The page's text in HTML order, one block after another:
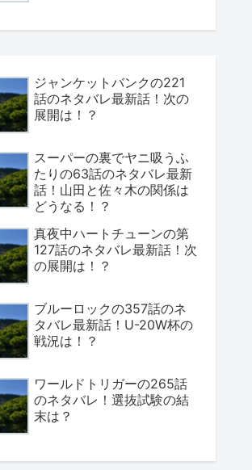
ジャンケットバンクの221
話のネタバレ最新話！次の
展開は！？
スーパーの裏でヤニ吸うふ
たりの63話のネタバレ最新
話！山田と佐々木の関係は
どうなる！？
真夜中ハートチューンの第
127話のネタバレ最新話！次
の展開は！？
ブルーロックの357話のネ
タバレ最新話！U-20W杯の
戦況は！？
ワールドトリガーの265話
のネタバレ！選抜試験の結
末は？